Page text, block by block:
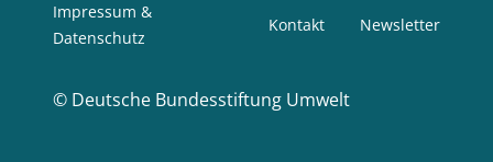
© Deutsche Bundesstiftung Umwelt
Impressum &
Datenschutz
Kontakt Newsletter